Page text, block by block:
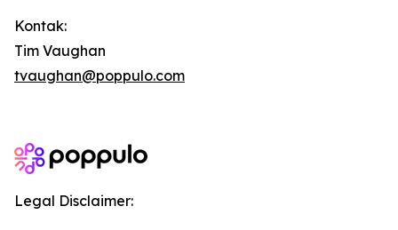
Kontak:
Tim Vaughan
tvaughan@poppulo.com
Legal Disclaimer: